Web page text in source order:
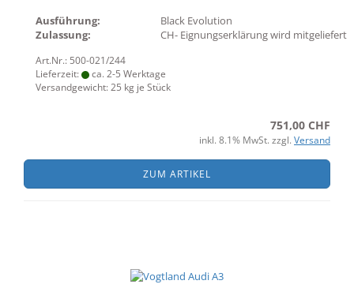
Ausführung:
Black Evolution
Zulassung:
CH- Eignungserklärung wird mitgeliefert
Art.Nr.: 500-021/244
Lieferzeit:
ca. 2-5 Werktage
Versandgewicht:25 kg je Stück
751,00 CHF
inkl. 8.1% MwSt. zzgl. Versand
ZUM ARTIKEL